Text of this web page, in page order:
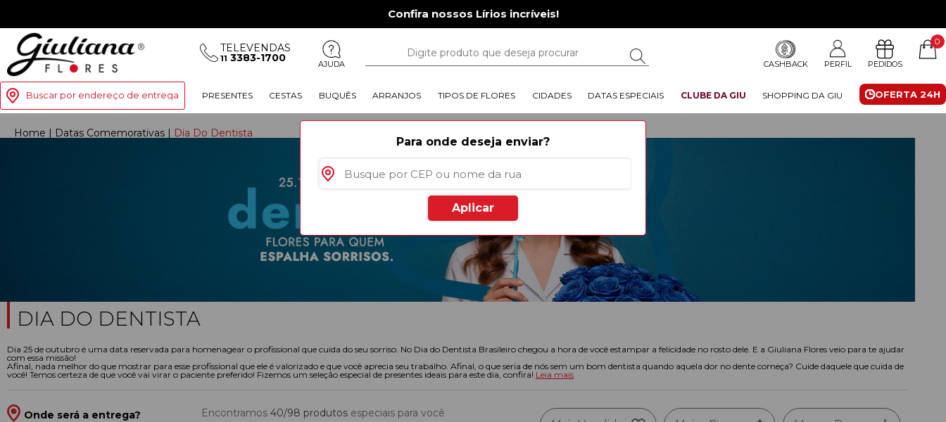
Confira nossos Lírios incríveis!
TELEVENDAS
11 3383-1700 AJUDA CASHBACK PERFIL PEDIDOS
0
Buscar por endereço de entrega OFERTA 24H
PRESENTES CESTAS BUQUÊS ARRANJOS TIPOS DE FLORES CIDADES DATAS ESPECIAIS CLUBE DA GIU SHOPPING DA GIU
Para onde deseja enviar?
Aplicar
Home | Datas Comemorativas | Dia Do Dentista
DIA DO DENTISTA
Dia 25 de outubro é uma data reservada para homenagear o profissional que cuida do seu sorriso. No Dia do Dentista Brasileiro chegou a hora de você estampar a felicidade no rosto dele. E a Giuliana Flores veio para te ajudar
com essa missão!
Afinal, nada melhor do que mostrar para esse profissional que ele é valorizado e que você aprecia seu trabalho. Afinal, o que seria de nós sem um bom dentista quando aquela dor no dente começa? Cuide daquele que cuida de
você! Temos certeza de que você vai virar o paciente preferido! Fizemos um seleção especial de presentes ideais para este dia, confira! Leia mais
Onde será a entrega? Encontramos 40/98 produtos especiais para você